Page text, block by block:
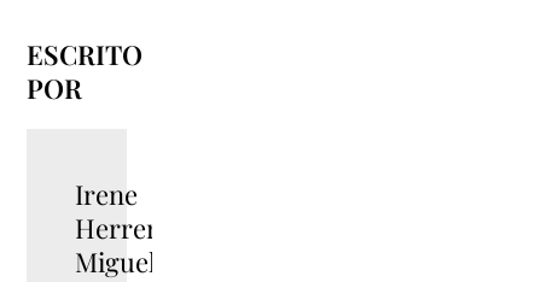
ESCRITO
POR
Irene
Herrero
Miguel